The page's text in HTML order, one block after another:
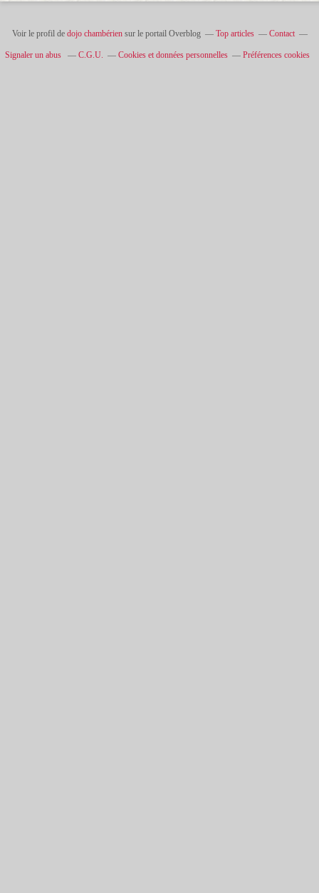
Voir le profil de dojo chambériensur le portail Overblog Top articles Contact
Signaler un abus C.G.U. Cookies et données personnelles Préférences cookies